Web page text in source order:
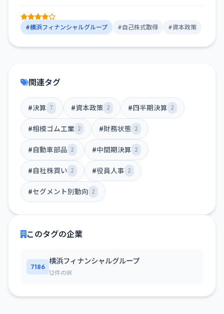
#横浜フィナンシャルグループ #自己株式取得 #資本政策
関連タグ
#決算 7 #資本政策 2 #四半期決算 2
#相模ゴム工業 2 #財務状態 2
#自動車部品 2 #中間期決算 2
#自社株買い 2 #役員人事 2
#セグメント別動向 2
このタグの企業
7186
横浜フィナンシャルグループ
12件のIR